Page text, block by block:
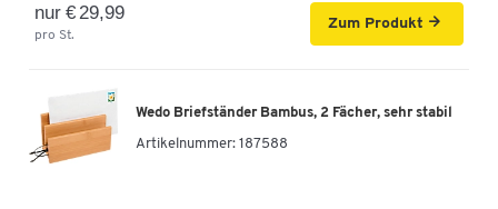
nur € 29,99
pro St.
Zum Produkt
Wedo Briefständer Bambus, 2 Fächer, sehr stabil
Artikelnummer: 187588